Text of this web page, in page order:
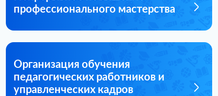
профессионального мастерства
Организация обучения
педагогических работников и
управленческих кадров